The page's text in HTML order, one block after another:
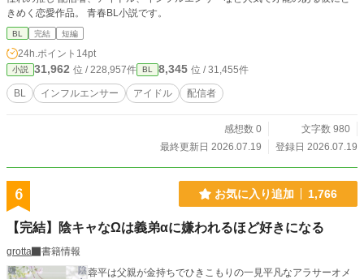
きめく恋愛作品。 青春BL小説です。
BL 完結 短編
24h.ポイント 14pt
小説 31,962 位 / 228,957件 BL 8,345 位 / 31,455件
BL インフルエンサー アイドル 配信者
感想数 0
文字数 980
最終更新日 2026.07.19
登録日 2026.07.19
6 お気に入り追加 1,766
【完結】陰キャなΩは義弟αに嫌われるほど好きになる
grotta
書籍情報
蓉平は父親が金持ちでひきこもりの一見平凡なアラサーオメ